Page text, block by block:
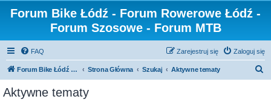
Forum Bike Łódź - Forum Rowerowe Łódź -
Forum Szosowe - Forum MTB
FAQ Zaloguj się
Zarejestruj się
Forum Bike Łódź - Forum Rowerowe Łódź - Forum Szosowe - Forum MTB Strona Główna Szukaj Aktywne tematy
Aktywne tematy